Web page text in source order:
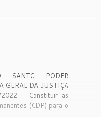
SANTO PODER
GERAL DA JUSTIÇA
2022 Constituir as
(CDP) para o